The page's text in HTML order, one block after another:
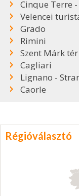
Cinque Terre -
Velencei
Grado
Rimini
Szent Márk tér
Cagliari
Lignano -
Caorle
Régióválasztó